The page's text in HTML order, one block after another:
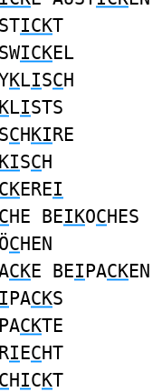
ICKT
ICKEL
KLISCH
LISTS
CHKIRE
KISCH
CKEREI
CHE BEIKOCHES
ÖCHEN
CKE BEIPACKEN
IPACKS
PACKTE
RIECHT
CHICKT